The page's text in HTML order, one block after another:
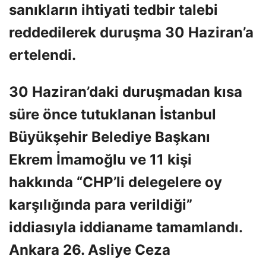
sanıkların ihtiyati tedbir talebi
reddedilerek duruşma 30 Haziran’a
ertelendi.
30 Haziran’daki duruşmadan kısa
süre önce tutuklanan İstanbul
Büyükşehir Belediye Başkanı
Ekrem İmamoğlu ve 11 kişi
hakkında “CHP’li delegelere oy
karşılığında para verildiği”
iddiasıyla iddianame tamamlandı.
Ankara 26. Asliye Ceza